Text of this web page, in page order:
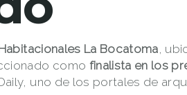
La Bocatoma ,
como finalista en los
uno de los portales de